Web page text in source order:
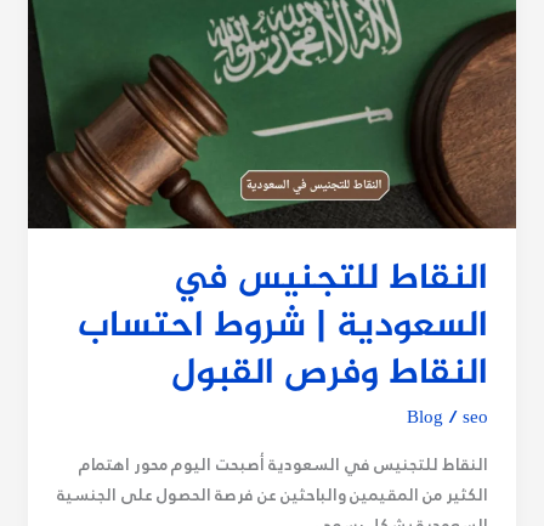
النقاط للتجنيس في
السعودية | شروط احتساب
النقاط وفرص القبول
Blog /seo
النقاط للتجنيس في السعودية أصبحت اليوم محور اهتمام
الكثير من المقيمين والباحثين عن فرصة الحصول على الجنسية
للتجنيس
في
السعودية
|
شروط
احتساب
النقاط
وفرص
القبول